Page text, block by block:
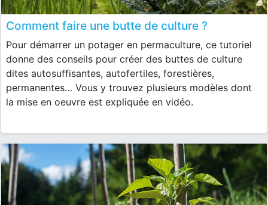
Comment faire une butte de culture ?
Pour démarrer un potager en permaculture, ce tutoriel
donne des conseils pour créer des buttes de culture
dites autosuffisantes, autofertiles, forestières,
permanentes… Vous y trouvez plusieurs modèles dont
la mise en oeuvre est expliquée en vidéo.